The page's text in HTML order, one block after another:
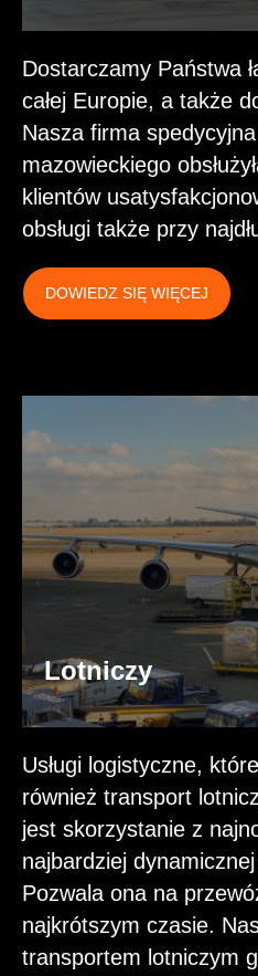
Dostarczamy Państwa
całej Europie, a także
Nasza firma
mazowieckiego
klientów
obsługi także przy
DOWIEDZ SIĘ WIĘCEJ
Lotniczy
Usługi logistyczne,
również transport
jest skorzystanie z
najbardziej
Pozwala ona na
najkrótszym czasie.
transportem lotniczym